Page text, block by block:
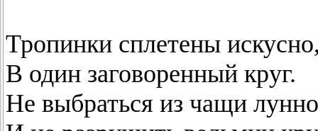
Тропинки сплетены
В один заговоренный круг.
Не выбраться из чащи